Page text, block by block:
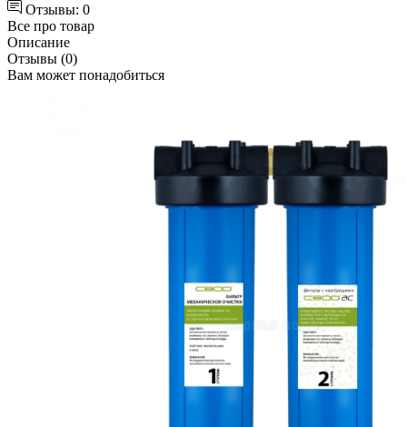
Отзывы: 0
Все про товар
Описание
Отзывы (0)
Вам может понадобиться